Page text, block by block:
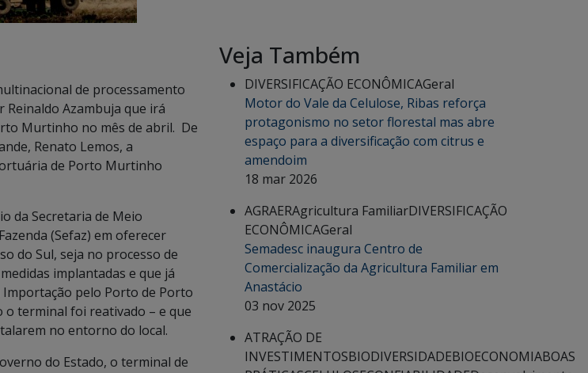
de processamento
Azambuja que irá
Murtinho no mês de abril. De
Renato Lemos, a
de Porto Murtinho
da Secretaria de Meio
(Sefaz) em oferecer
do Sul, seja no processo de
implantadas e que já
pelo Porto de Porto
o terminal foi reativado – e que
no entorno do local.
do Estado, o terminal de
Veja Também
DIVERSIFICAÇÃO ECONÔMICAGeral
Motor do Vale da Celulose, Ribas reforça
protagonismo no setor florestal mas abre
espaço para a diversificação com citrus e
amendoim
18 mar 2026
AGRAERAgricultura FamiliarDIVERSIFICAÇÃO
ECONÔMICAGeral
Semadesc inaugura Centro de
Comercialização da Agricultura Familiar em
Anastácio
03 nov 2025
ATRAÇÃO DE
INVESTIMENTOSBIODIVERSIDADEBIOECONOMIABOAS